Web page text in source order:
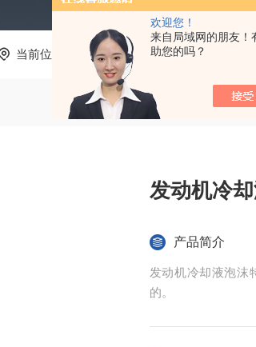
欢迎您！
来自局域网的朋友！
助您的吗？
当前位置： 首页 产品中心 润滑油分析
发动机冷
产品简介
发动机冷却液泡沫
的。